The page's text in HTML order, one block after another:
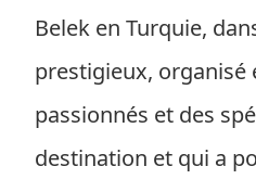
Belek en Turquie,
prestigieux, organisé
passionnés et des
destination et qui a